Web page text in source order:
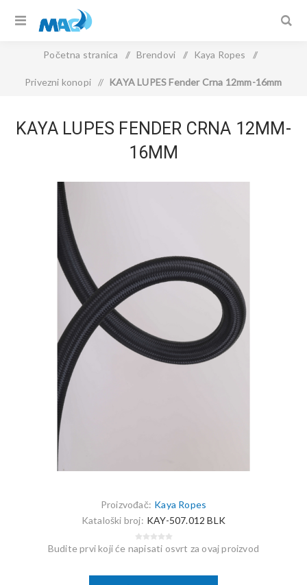
Početna stranica / Brendovi / Kaya Ropes /
Privezni konopi / KAYA LUPES Fender Crna 12mm-16mm
KAYA LUPES FENDER CRNA 12MM-
16MM
Proizvođač: Kaya Ropes
Kataloški broj: KAY-507.012 BLK
Budite prvi koji će napisati osvrt za ovaj proizvod